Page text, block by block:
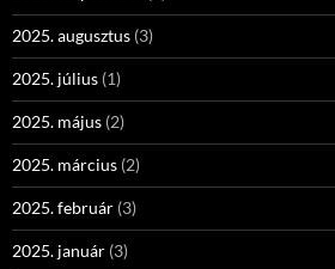
2025. augusztus (3)
2025. július (1)
2025. május (2)
2025. március (2)
2025. február (3)
2025. január (3)